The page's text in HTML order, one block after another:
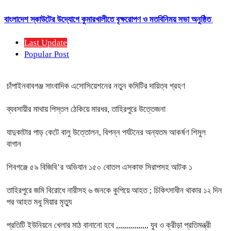
বাংলাদেশ স্কাউটের উদ্যোগে কুমারখালীতে বৃক্ষরোপণ ও মতবিনিময় সভা অনুষ্ঠিত
Last Update
Popular Post
চাঁপাইনবাবগঞ্জ সাংবাদিক এসোসিয়েশনের নতুন কমিটির দায়িত্ব গ্রহণ
ব্যবসায়ীর মাথায় পিস্তল ঠেকিয়ে মারধর, তাহিরপুরে উত্তেজনা
যাদুকাটার পাড় কেটে বালু উত্তোলন, বিপন্ন পর্যটনের অন্যতম আকর্ষণ শিমুল
বাগান
শিবগঞ্জে ৫৯ বিজিবি’র অভিযান ১৫০ বোতল এসকাফ সিরাপসহ আটক ১
তাহিরপুরে জমি বিরোধে নারীসহ ৬ জনকে কুপিয়ে আহত ; চিকিৎসাধীন থাকার ১২ দিন
পর আহত মধু মিয়ার মৃত্যু
প্রতিটি ইউনিয়নে খেলার মাঠ বানানো হবে ,,,,,,,,,,,,,,,, যুব ও ক্রীড়া প্রতিমন্ত্রী